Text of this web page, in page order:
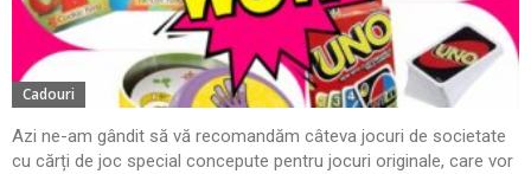
Cadouri
Azi ne-am gândit să vă recomandăm câteva jocuri de societate
cu cărți de joc special concepute pentru jocuri originale, care vor